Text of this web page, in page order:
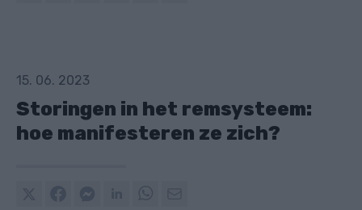
15. 06. 2023
Storingen in het remsysteem:
hoe manifesteren ze zich?